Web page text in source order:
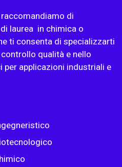
di
laurea in chimica o
ti consenta di specializzarti
qualità e nello
applicazioni industriali e